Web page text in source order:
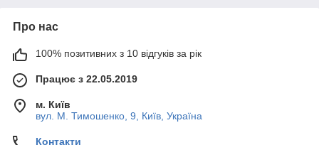
Про нас
100% позитивних з 10 відгуків за рік
Працює з 22.05.2019
м. Київ
вул. М. Тимошенко, 9, Київ, Україна
Контакти